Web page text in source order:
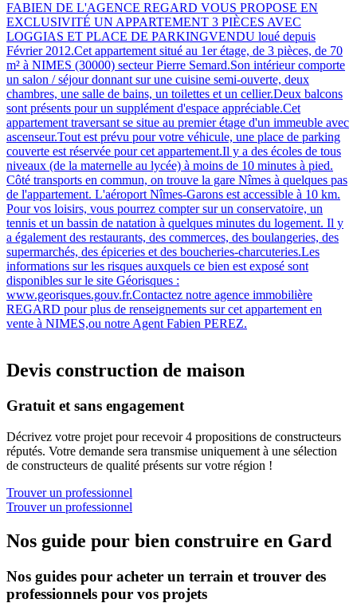
FABIEN DE L'AGENCE REGARD VOUS PROPOSE EN
EXCLUSIVITÉ UN APPARTEMENT 3 PIÈCES AVEC
LOGGIAS ET PLACE DE PARKINGVENDU loué depuis
Février 2012.Cet appartement situé au 1er étage, de 3 pièces, de 70
m² à NIMES (30000) secteur Pierre Semard.Son intérieur comporte
un salon / séjour donnant sur une cuisine semi-ouverte, deux
chambres, une salle de bains, un toilettes et un cellier.Deux balcons
sont présents pour un supplément d'espace appréciable.Cet
appartement traversant se situe au premier étage d'un immeuble avec
ascenseur.Tout est prévu pour votre véhicule, une place de parking
couverte est réservée pour cet appartement.Il y a des écoles de tous
niveaux (de la maternelle au lycée) à moins de 10 minutes à pied.
Côté transports en commun, on trouve la gare Nîmes à quelques pas
de l'appartement. L'aéroport Nîmes-Garons est accessible à 10 km.
Pour vos loisirs, vous pourrez compter sur un conservatoire, un
tennis et un bassin de natation à quelques minutes du logement. Il y
a également des restaurants, des commerces, des boulangeries, des
supermarchés, des épiceries et des boucheries-charcuteries.Les
informations sur les risques auxquels ce bien est exposé sont
disponibles sur le site Géorisques :
www.georisques.gouv.fr.Contactez notre agence immobilière
REGARD pour plus de renseignements sur cet appartement en
vente à NIMES,ou notre Agent Fabien PEREZ.
Devis construction de maison
Gratuit et sans engagement
Décrivez votre projet pour recevoir 4 propositions de constructeurs
réputés. Votre demande sera transmise uniquement à une sélection
de constructeurs de qualité présents sur votre région !
Trouver un professionnel
Trouver un professionnel
Nos guide pour bien construire en Gard
Nos guides pour acheter un terrain et trouver des
professionnels pour vos projets